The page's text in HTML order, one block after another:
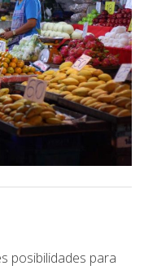
posibilidades para